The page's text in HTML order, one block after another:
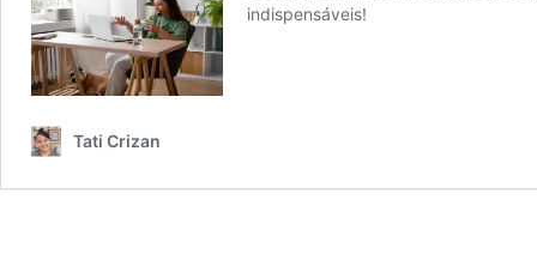
indispensáveis!
Tati Crizan